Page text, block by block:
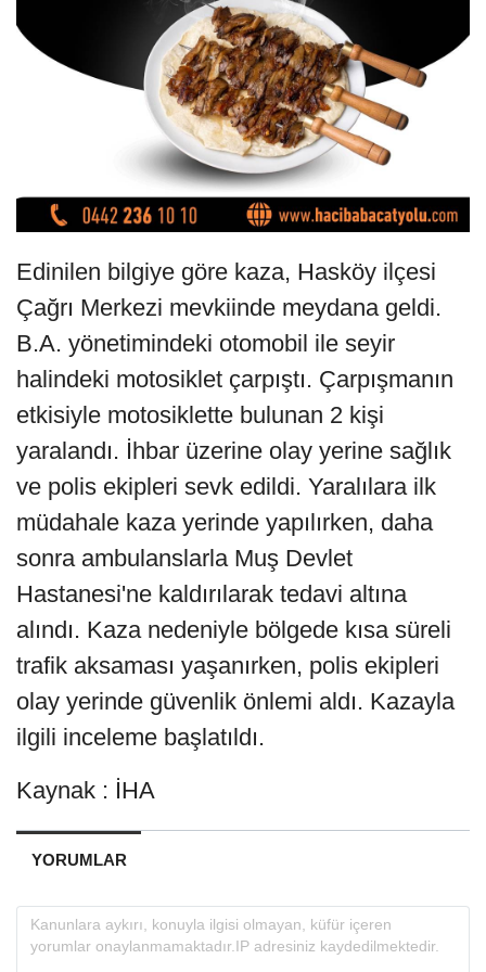
Edinilen bilgiye göre kaza, Hasköy ilçesi
Çağrı Merkezi mevkiinde meydana geldi.
B.A. yönetimindeki otomobil ile seyir
halindeki motosiklet çarpıştı. Çarpışmanın
etkisiyle motosiklette bulunan 2 kişi
yaralandı. İhbar üzerine olay yerine sağlık
ve polis ekipleri sevk edildi. Yaralılara ilk
müdahale kaza yerinde yapılırken, daha
sonra ambulanslarla Muş Devlet
Hastanesi'ne kaldırılarak tedavi altına
alındı. Kaza nedeniyle bölgede kısa süreli
trafik aksaması yaşanırken, polis ekipleri
olay yerinde güvenlik önlemi aldı. Kazayla
ilgili inceleme başlatıldı.
Kaynak : İHA
YORUMLAR